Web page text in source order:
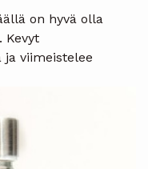
on hyvä olla
Kevyt
viimeistelee